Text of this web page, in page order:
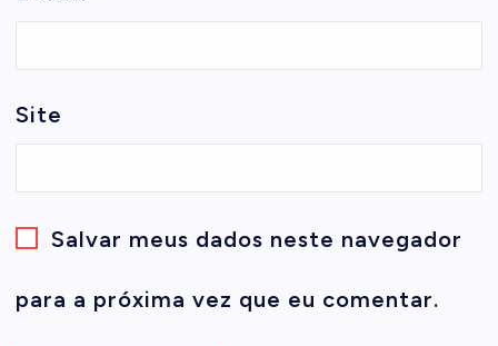
Site
Salvar meus dados neste navegador
para a próxima vez que eu comentar.